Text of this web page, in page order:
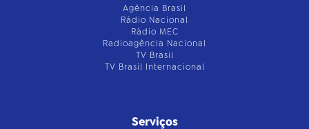
Agência Brasil
Rádio Nacional
Rádio MEC
Radioagência Nacional
TV Brasil
TV Brasil Internacional
Serviços